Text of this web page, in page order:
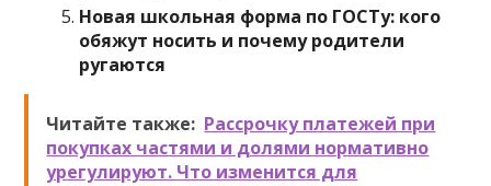
Новая школьная форма по ГОСТу: кого
обяжут носить и почему родители
ругаются
Читайте также: Рассрочку платежей при
покупках частями и долями нормативно
урегулируют. Что изменится для